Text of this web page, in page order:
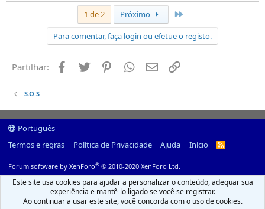
1 de 2 Próximo
Para comentar, faça login ou efetue o registo.
Partilhar: Facebook
Twitter PinterestWhatsapp
Email
S.O.S
Português
Termos e regras
Política de Privacidade Ajuda Início
R
Forum software by XenForo® © 2010-2020 XenForo Ltd.
Este site usa cookies para ajudar a personalizar o conteúdo, adequar sua
experiência e mantê-lo ligado se você se registrar.
Ao continuar a usar este site, você concorda com o uso de cookies.